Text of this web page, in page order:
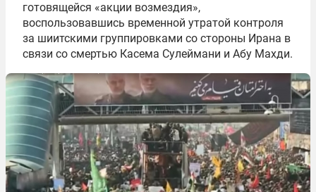
готовящейся «акции возмездия»,
воспользовавшись временной утратой контроля
за шиитскими группировками со стороны Ирана в
связи со смертью Касема Сулеймани и Абу Махди.